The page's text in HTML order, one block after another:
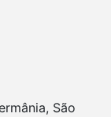
São